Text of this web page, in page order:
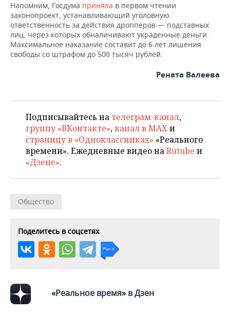
ВОДНЫЕ ВИДЫ СПОРТА
ХОККЕЙ С МЯЧОМ
ОБРАЗОВАНИЕ
ПРОИСШЕСТВИЯ
Напомним, Госдума приняла в первом чтении
законопроект, устанавливающий уголовную
ответственность за действия дропперов — подставных
лиц, через которых обналичивают украденные деньги.
Максимальное наказание составит до 6 лет лишения
свободы со штрафом до 500 тысяч рублей.
Рената Валеева
Подписывайтесь на телеграм-канал,
группу «ВКонтакте»,канал в MAXи
страницу в «Одноклассниках» «Реального
времени». Ежедневные видео наRutube и
«Дзене».
Общество
Поделитесь в соцсетях
«Реальное время» в Дзен